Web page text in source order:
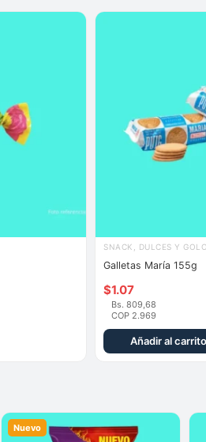
SNACK, DULCES Y
Galletas María 155g
$1.07
Bs. 809,68
COP 2.969
Añadir al carrito
Nuevo